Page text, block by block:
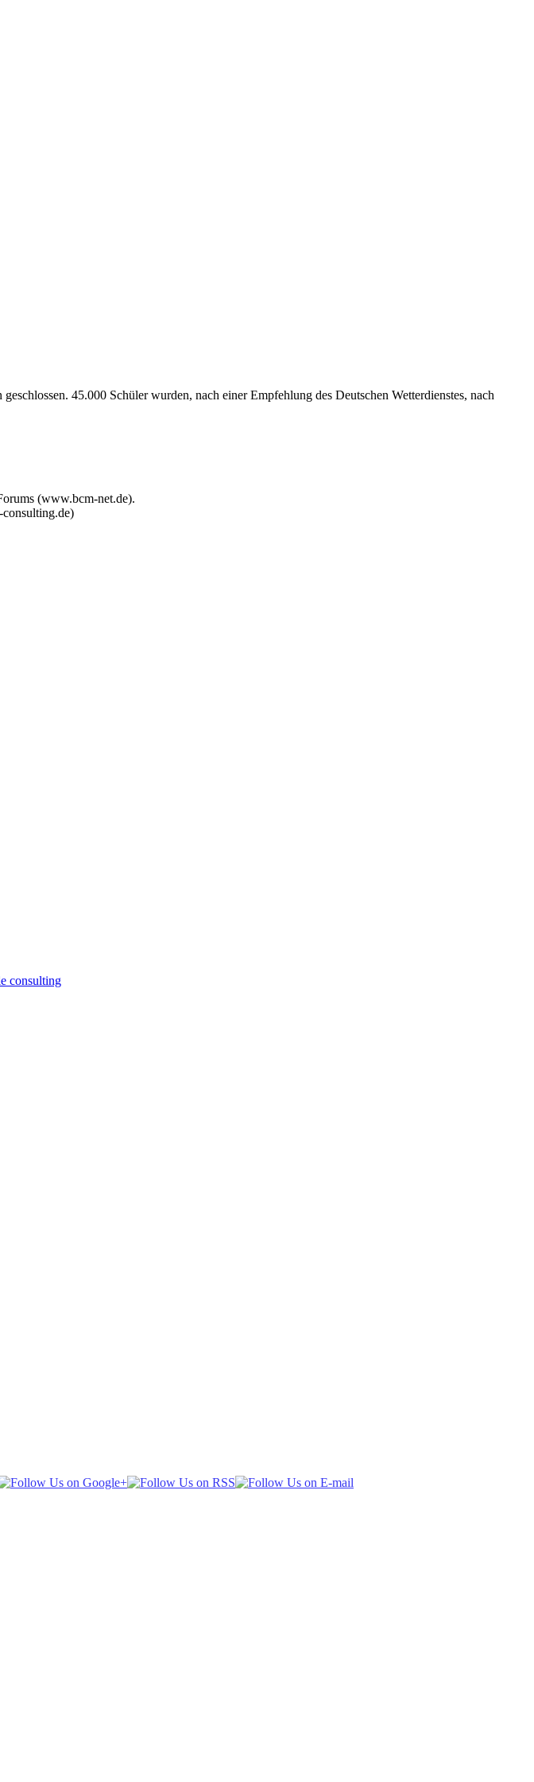
45.000 Schüler wurden, nach einer Empfehlung des Deutschen Wetterdienstes, nach
(www.bcm-net.de).